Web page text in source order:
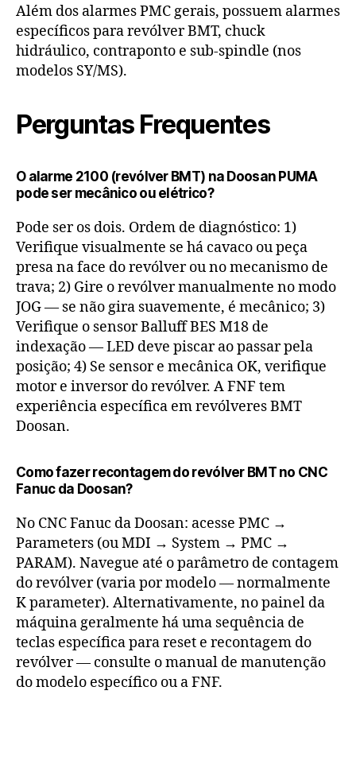
Além dos alarmes PMC gerais, possuem alarmes
específicos para revólver BMT, chuck
hidráulico, contraponto e sub-spindle (nos
modelos SY/MS).
Perguntas Frequentes
O alarme 2100 (revólver BMT) na Doosan PUMA
pode ser mecânico ou elétrico?
Pode ser os dois. Ordem de diagnóstico: 1)
Verifique visualmente se há cavaco ou peça
presa na face do revólver ou no mecanismo de
trava; 2) Gire o revólver manualmente no modo
JOG — se não gira suavemente, é mecânico; 3)
Verifique o sensor Balluff BES M18 de
indexação — LED deve piscar ao passar pela
posição; 4) Se sensor e mecânica OK, verifique
motor e inversor do revólver. A FNF tem
experiência específica em revólveres BMT
Doosan.
Como fazer recontagem do revólver BMT no CNC
Fanuc da Doosan?
No CNC Fanuc da Doosan: acesse PMC →
Parameters (ou MDI → System → PMC →
PARAM). Navegue até o parâmetro de contagem
do revólver (varia por modelo — normalmente
K parameter). Alternativamente, no painel da
máquina geralmente há uma sequência de
teclas específica para reset e recontagem do
revólver — consulte o manual de manutenção
do modelo específico ou a FNF.